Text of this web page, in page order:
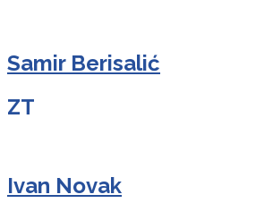
Samir Berisalić
ZT
Ivan Novak